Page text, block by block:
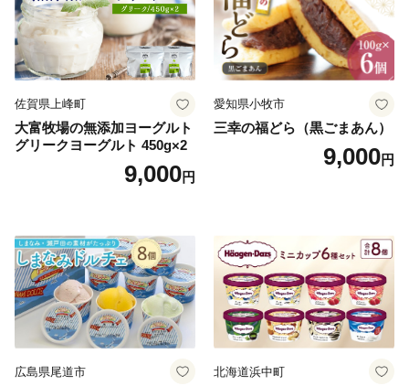
佐賀県上峰町
大富牧場の無添加ヨーグルト
グリークヨーグルト 450g×2
9,000円
愛知県小牧市
三幸の福どら（黒ごまあん）
9,000円
広島県尾道市 北海道浜中町